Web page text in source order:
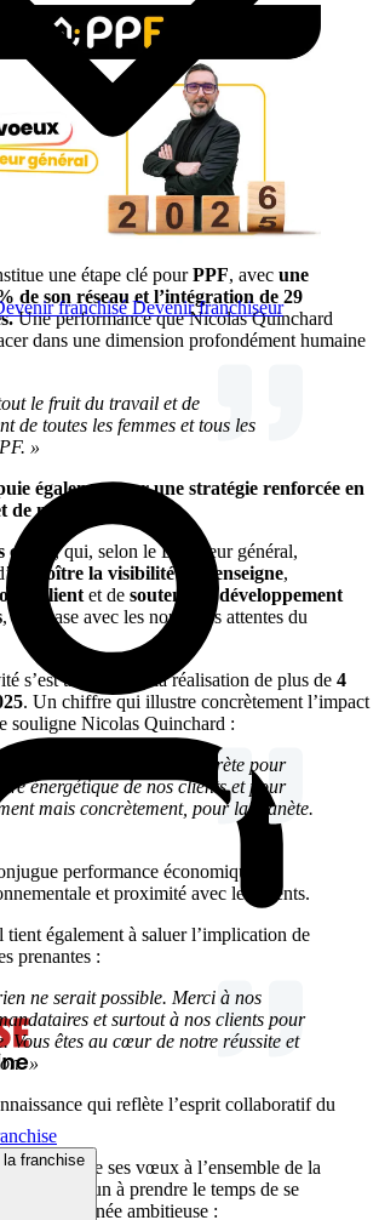
franchiséDevenir franchiseur
franchise
une étape clé pourPPF, avec une
de son réseau et l’intégration de 29
Une performance que Nicolas Quinchard
dans une dimension profondément humaine
le fruit du travail et de
de toutes les femmes et tous les
»
également sur une stratégie renforcée en
de marketing.
, qui, selon le Directeur général,
accroître la visibilité de l’enseigne,
client et de soutenir le développement
, en phase avec les nouvelles attentes du
s’est traduite par la réalisation de plus de 4
. Un chiffre qui illustre concrètement l’impact
souligne Nicolas Quinchard :
est une contribution concrète pour
énergétique de nos clients et pour
mais concrètement, pour la planète.
performance économique,
et proximité avec les clients.
également à saluer l’implication de
prenantes :
ne serait possible. Merci à nos
et surtout à nos clients pour
Vous êtes au cœur de notre réussite et
»
qui reflète l’esprit collaboratif du
adresse ses vœux à l’ensemble de la
invitant chacun à prendre le temps de se
nouvelle année ambitieuse :